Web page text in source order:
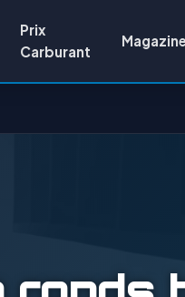
Prix
Carburant
Magazine